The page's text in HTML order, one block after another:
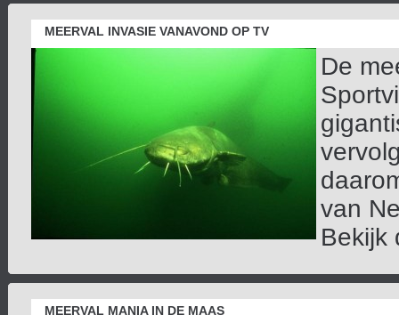
MEERVAL INVASIE VANAVOND OP TV
De
van
Bekijk
MEERVAL MANIA IN DE MAAS